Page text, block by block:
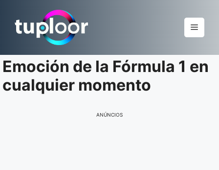
para
Menu
Emoción de la Fórmula 1 en
cualquier momento
ANÚNCIOS